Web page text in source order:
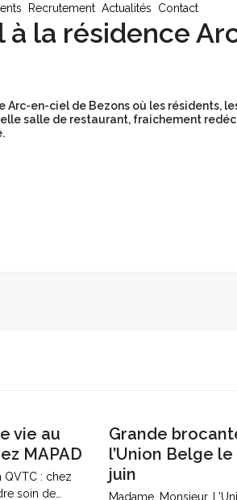
Recrutement Actualités Contact
à la résidence
Arc-en-ciel de Bezons où les résidents,
salle de restaurant, fraichement
vie au
MAPAD
QVTC : chez
soin de…
Grande
l’Union Belge le
juin
Madame, Monsieur,